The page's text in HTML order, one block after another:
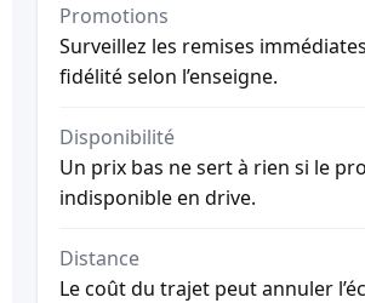
Promotions
Surveillez les remises
fidélité selon l’enseigne.
Disponibilité
Un prix bas ne sert à rien si le
indisponible en drive.
Distance
Le coût du trajet peut annuler